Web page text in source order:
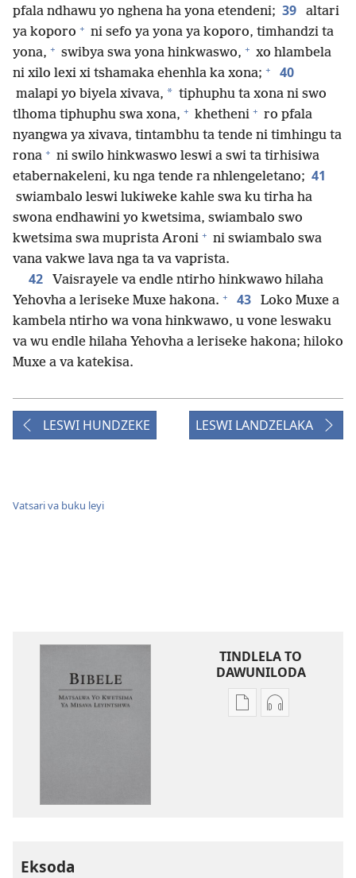
pfala ndhawu yo nghena ha yona etendeni; 39
altari
ya koporo + ni sefo ya yona ya koporo, timhandzi ta
yona, + swibya swa yona hinkwaswo, + xo hlambela
ni xilo lexi xi tshamaka ehenhla ka xona; + 40
malapi yo biyela xivava, * tiphuphu ta xona ni swo
tlhoma tiphuphu swa xona, + khetheni + ro pfala
nyangwa ya xivava, tintambhu ta tende ni timhingu ta
rona + ni swilo hinkwaswo leswi a swi ta tirhisiwa
etabernakeleni, ku nga tende ra nhlengeletano; 41
swiambalo leswi lukiweke kahle swa ku tirha ha
swona endhawini yo kwetsima, swiambalo swo
kwetsima swa muprista Aroni + ni swiambalo swa
vana vakwe lava nga ta va vaprista.
42
Vaisrayele va endle ntirho hinkwawo hilaha
Yehovha a leriseke Muxe hakona. + 43
Loko Muxe a
kambela ntirho wa vona hinkwawo, u vone leswaku
va wu endle hilaha Yehovha a leriseke hakona; hiloko
Muxe a va katekisa.
LESWI HUNDZEKE LESWI LANDZELAKA
Vatsari va buku leyi
TINDLELA TO
DAWUNILODA
TindlelaTindlela
Eksoda